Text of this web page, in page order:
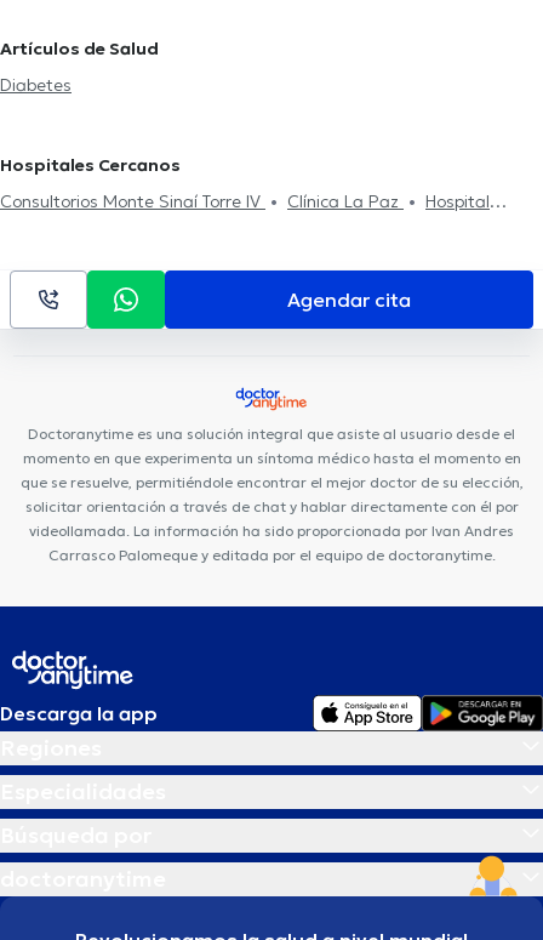
Artículos de Salud
Diabetes
Hospitales Cercanos
Consultorios Monte Sinaí Torre IV
Clínica La Paz
Hospital
Agendar cita
Doctoranytime es una solución integral que asiste al usuario desde el
momento en que experimenta un síntoma médico hasta el momento en
que se resuelve, permitiéndole encontrar el mejor doctor de su elección,
solicitar orientación a través de chat y hablar directamente con él por
videollamada. La información ha sido proporcionada por Ivan Andres
Carrasco Palomeque y editada por el equipo de doctoranytime.
Descarga la app